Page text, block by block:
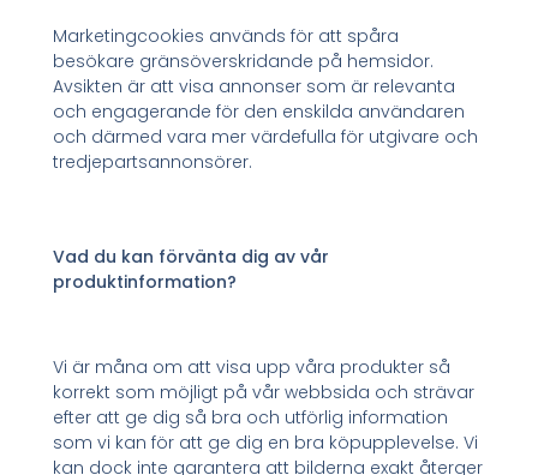
Marketingcookies används för att spåra
besökare gränsöverskridande på hemsidor.
Avsikten är att visa annonser som är relevanta
och engagerande för den enskilda användaren
och därmed vara mer värdefulla för utgivare och
tredjepartsannonsörer.
Vad du kan förvänta dig av vår
produktinformation?
Vi är måna om att visa upp våra produkter så
korrekt som möjligt på vår webbsida och strävar
efter att ge dig så bra och utförlig information
som vi kan för att ge dig en bra köpupplevelse. Vi
kan dock inte garantera att bilderna exakt återger